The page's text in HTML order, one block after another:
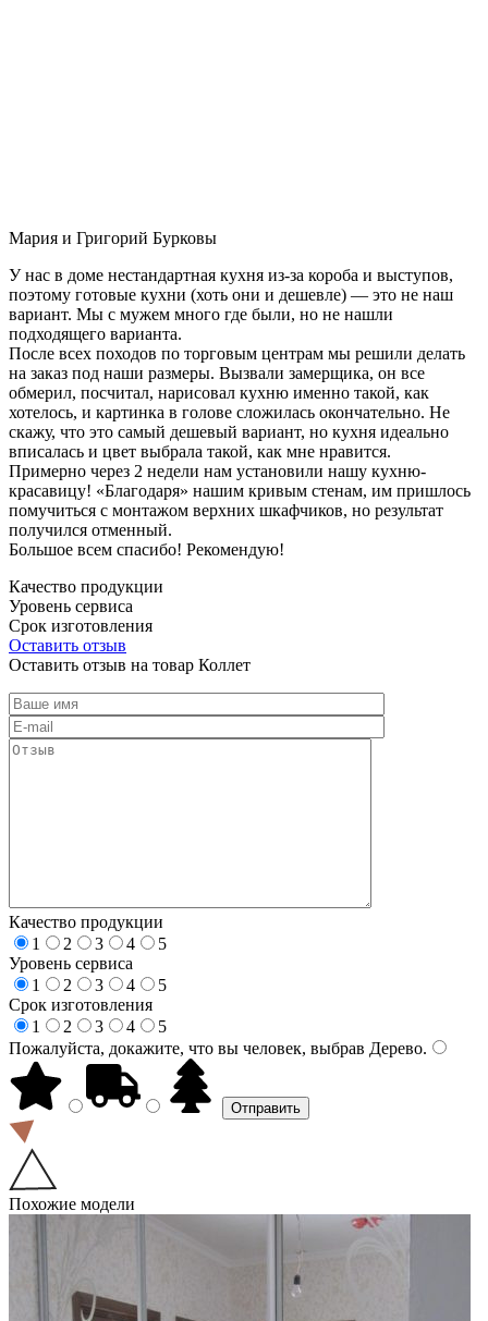
Мария и Григорий Бурковы
У нас в доме нестандартная кухня из-за короба и выступов,
поэтому готовые кухни (хоть они и дешевле) — это не наш
вариант. Мы с мужем много где были, но не нашли
подходящего варианта.
После всех походов по торговым центрам мы решили делать
на заказ под наши размеры. Вызвали замерщика, он все
обмерил, посчитал, нарисовал кухню именно такой, как
хотелось, и картинка в голове сложилась окончательно. Не
скажу, что это самый дешевый вариант, но кухня идеально
вписалась и цвет выбрала такой, как мне нравится.
Примерно через 2 недели нам установили нашу кухню-
красавицу! «Благодаря» нашим кривым стенам, им пришлось
помучиться с монтажом верхних шкафчиков, но результат
получился отменный.
Большое всем спасибо! Рекомендую!
Качество продукции
Уровень сервиса
Срок изготовления
Оставить отзыв
Оставить отзыв на товар Коллет
Качество продукции
1
2 3 4
5
Уровень сервиса
1
2 3 4
5
Срок изготовления
1
2 3 4
5
Пожалуйста, докажите, что вы человек, выбрав Дерево.
Похожие модели